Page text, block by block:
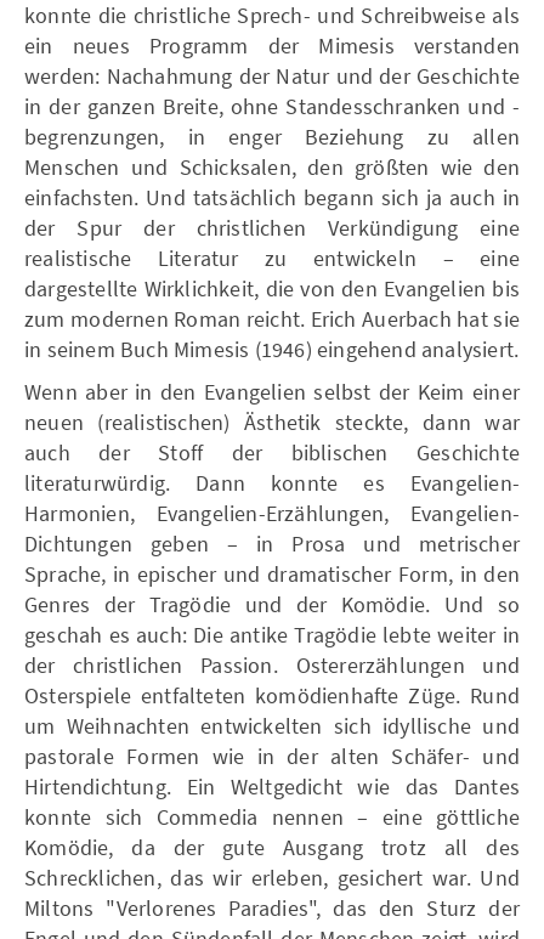
konnte die christliche Sprech- und Schreibweise als
ein neues Programm der Mimesis verstanden
werden: Nachahmung der Natur und der Geschichte
in der ganzen Breite, ohne Standesschranken und -
begrenzungen, in enger Beziehung zu allen
Menschen und Schicksalen, den größten wie den
einfachsten. Und tatsächlich begann sich ja auch in
der Spur der christlichen Verkündigung eine
realistische Literatur zu entwickeln – eine
dargestellte Wirklichkeit, die von den Evangelien bis
zum modernen Roman reicht. Erich Auerbach hat sie
in seinem Buch Mimesis (1946) eingehend analysiert.
Wenn aber in den Evangelien selbst der Keim einer
neuen (realistischen) Ästhetik steckte, dann war
auch der Stoff der biblischen Geschichte
literaturwürdig. Dann konnte es Evangelien-
Harmonien, Evangelien-Erzählungen, Evangelien-
Dichtungen geben – in Prosa und metrischer
Sprache, in epischer und dramatischer Form, in den
Genres der Tragödie und der Komödie. Und so
geschah es auch: Die antike Tragödie lebte weiter in
der christlichen Passion. Ostererzählungen und
Osterspiele entfalteten komödienhafte Züge. Rund
um Weihnachten entwickelten sich idyllische und
pastorale Formen wie in der alten Schäfer- und
Hirtendichtung. Ein Weltgedicht wie das Dantes
konnte sich Commedia nennen – eine göttliche
Komödie, da der gute Ausgang trotz all des
Schrecklichen, das wir erleben, gesichert war. Und
Miltons "Verlorenes Paradies", das den Sturz der